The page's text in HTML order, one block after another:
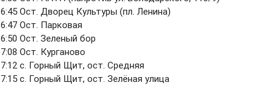
6:45 Ост. Дворец Культуры (пл. Ленина)
6:47 Ост. Парковая
6:50 Ост. Зеленый бор
7:08 Ост. Курганово
7:12 с. Горный Щит, ост. Средняя
7:15 с. Горный Щит, ост. Зелёная улица